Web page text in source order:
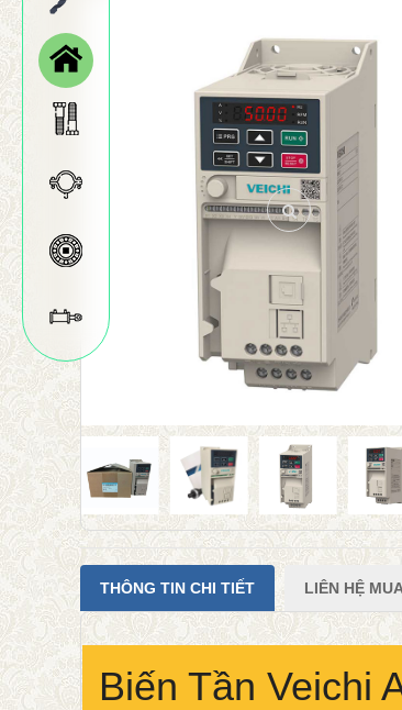
THÔNG TIN CHI TIẾT LIÊN HỆ
Biến Tần Veichi